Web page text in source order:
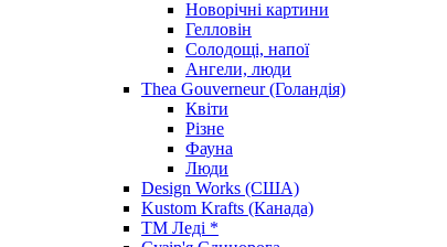
Новорічні картини
Гелловін
Солодощі, напої
Ангели, люди
Thea Gouverneur (Голандія)
Квіти
Різне
Фауна
Люди
Design Works (США)
Kustom Krafts (Канада)
ТМ Леді *